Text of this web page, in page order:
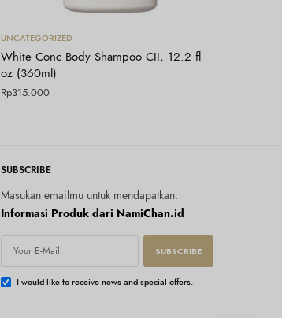
Tambah ke keranjang
UNCATEGORIZED
White Conc Body Shampoo CII, 12.2 fl
oz (360ml)
Rp315.000
SUBSCRIBE
Masukan emailmu untuk mendapatkan:
Informasi Produk dari NamiChan.id
SUBSCRIBE
I would like to receive news and special offers.